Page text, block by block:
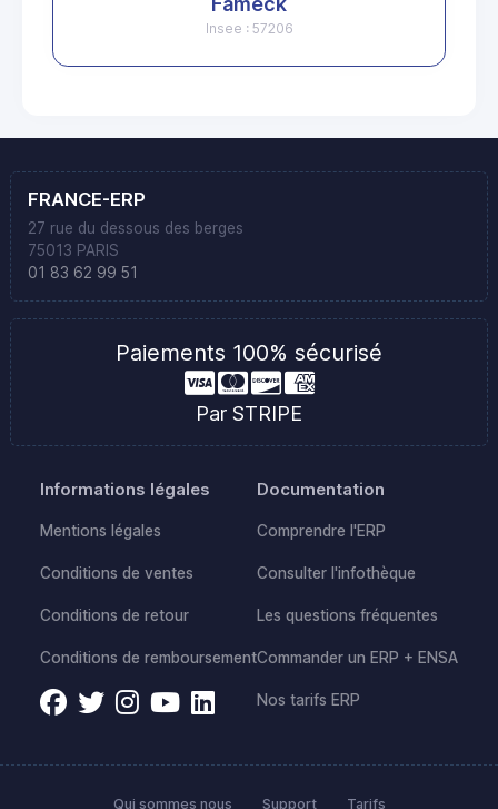
Insee : 57206
FRANCE-ERP
27 rue du dessous des berges
75013 PARIS
01 83 62 99 51
Paiements 100% sécurisé
Par STRIPE
Informations légales
Mentions légales
Conditions de ventes
Conditions de retour
Conditions de remboursement
Documentation
Comprendre l'ERP
Consulter l'infothèque
Les questions fréquentes
Commander un ERP + ENSA
Nos tarifs ERP
Qui sommes nous Support Tarifs